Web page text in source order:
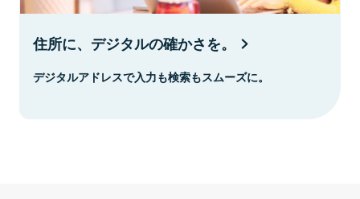
住所に、デジタルの確かさを。
デジタルアドレスで入力も検索もスムーズに。